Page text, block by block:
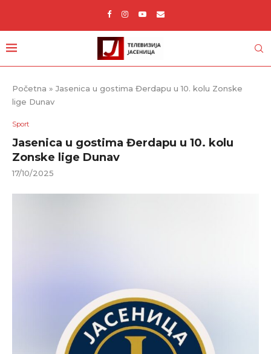
Početna » Jasenica u gostima Đerdapu u 10. kolu Zonske
lige Dunav
Sport
Jasenica u gostima Đerdapu u 10. kolu
Zonske lige Dunav
17/10/2025